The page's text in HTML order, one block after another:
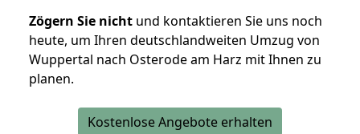
Zögern Sie nicht und kontaktieren Sie uns noch
heute, um Ihren deutschlandweiten Umzug von
Wuppertal nach Osterode am Harz mit Ihnen zu
planen.
Kostenlose Angebote erhalten